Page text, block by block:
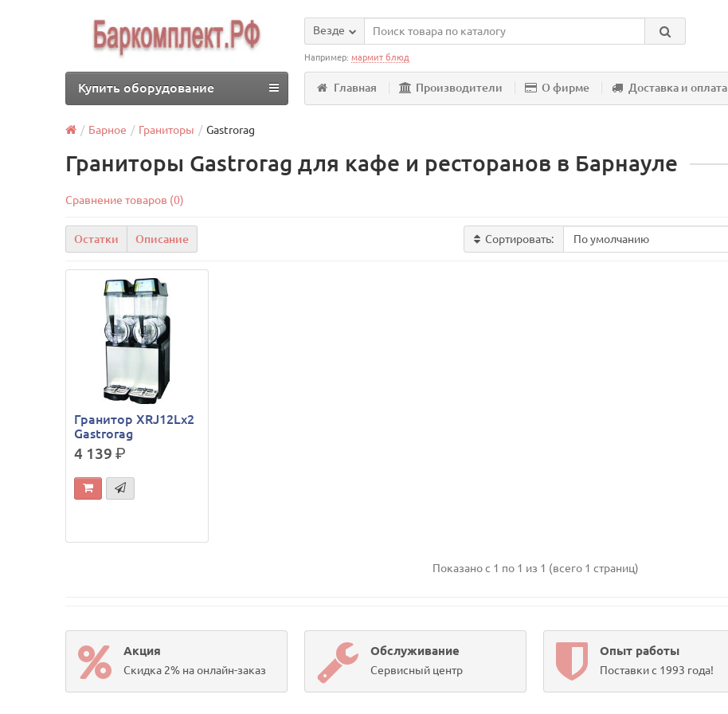
Везде
Например:мармит блюд
Главная Производители О фирме Доставка и оплата
Купить оборудование
Барное Граниторы Gastrorag
Граниторы Gastrorag для кафе и ресторанов в Барнауле
Сравнение товаров (0)
Остатки Описание Сортировать:
Гранитор XRJ12Lx2
Gastrorag
4 139р.
Показано с 1 по 1 из 1 (всего 1 страниц)
Акция
Скидка 2% на онлайн-заказ
Обслуживание
Сервисный центр
Опыт работы
Поставки с 1993 года!